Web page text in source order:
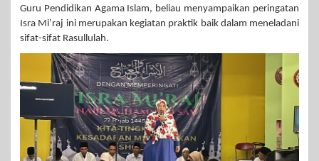
Guru Pendidikan Agama Islam, beliau menyampaikan peringatan
Isra Mi’raj ini merupakan kegiatan praktik baik dalam meneladani
sifat-sifat Rasullulah.